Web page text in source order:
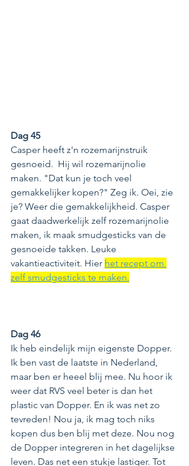
Dag 45
Casper heeft z'n rozemarijnstruik
gesnoeid.  Hij wil rozemarijnolie
maken. "Dat kun je toch veel
gemakkelijker kopen?" Zeg ik. Oei, zie
je? Weer die gemakkelijkheid. Casper
gaat daadwerkelijk zelf rozemarijnolie
maken, ik maak smudgesticks van de
gesnoeide takken. Leuke
vakantieactiviteit. Hier het recept om
zelf smudgesticks te maken.
Dag 46
Ik heb eindelijk mijn eigenste Dopper.
Ik ben vast de laatste in Nederland,
maar ben er heeel blij mee. Nu hoor ik
weer dat RVS veel beter is dan het
plastic van Dopper. En ik was net zo
tevreden! Nou ja, ik mag toch niks
kopen dus ben blij met deze. Nou nog
de Dopper integreren in het dagelijkse
leven. Das net een stukje lastiger. Tot